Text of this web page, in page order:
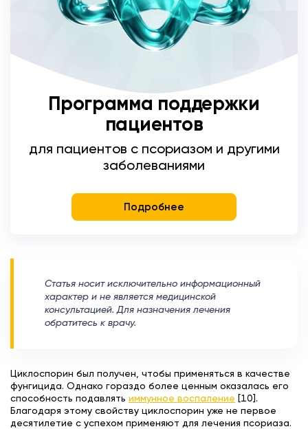
Программа поддержки
пациентов
для пациентов с псориазом и другими
заболеваниями
Подробнее
​Статья носит исключительно информационный
характер и не является медицинской
консультацией. Для назначения лечения
обратитесь к врачу.
Циклоспорин был получен, чтобы применяться в качестве
фунгицида. Однако гораздо более ценным оказалась его
способность подавлять иммунное воспаление [10].
Благодаря этому свойству циклоспорин уже не первое
десятилетие с успехом применяют для лечения псориаза.